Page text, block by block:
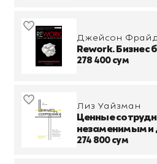
Джейсон
Rework. Бизнес
278 400 сум
Лиз Уайзман
Ценные
незаменимым и
вместе с
274 800 сум